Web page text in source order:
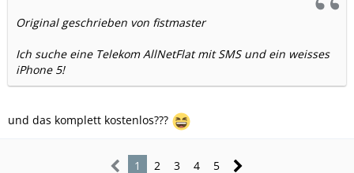
Original geschrieben von fistmaster
Ich suche eine Telekom AllNetFlat mit SMS und ein weisses
iPhone 5!
und das komplett kostenlos???
1 2 3 4 5